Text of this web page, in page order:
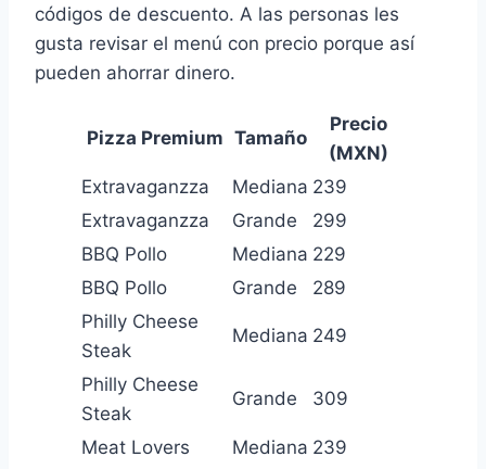
códigos de descuento. A las personas les
gusta revisar el menú con precio porque así
pueden ahorrar dinero.
Pizza Premium Tamaño
Precio
(MXN)
Extravaganzza
Mediana 239
Extravaganzza
Grande
299
BBQ Pollo
Mediana 229
BBQ Pollo
Grande
289
Philly Cheese
Steak
Mediana 249
Philly Cheese
Steak
Grande 309
Meat Lovers Mediana 239